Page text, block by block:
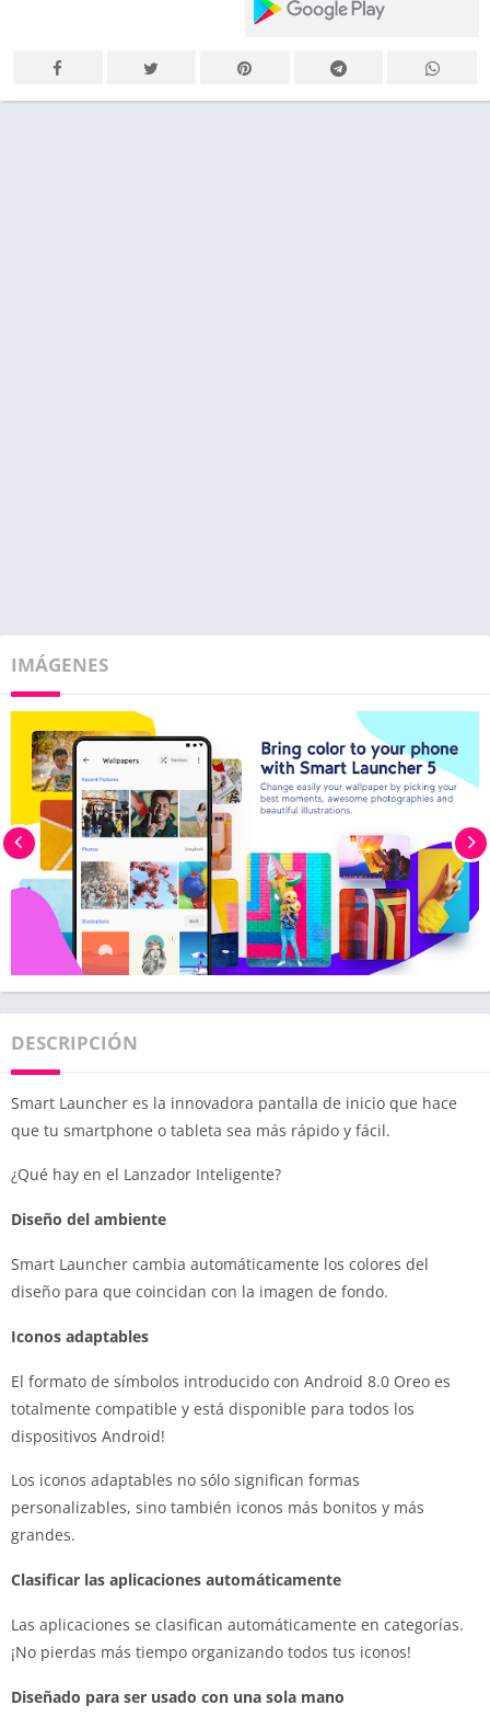
IMÁGENES
DESCRIPCIÓN
Smart Launcher es la innovadora pantalla de inicio que hace
que tu smartphone o tableta sea más rápido y fácil.
¿Qué hay en el Lanzador Inteligente?
Diseño del ambiente
Smart Launcher cambia automáticamente los colores del
diseño para que coincidan con la imagen de fondo.
Iconos adaptables
El formato de símbolos introducido con Android 8.0 Oreo es
totalmente compatible y está disponible para todos los
dispositivos Android!
Los iconos adaptables no sólo significan formas
personalizables, sino también iconos más bonitos y más
grandes.
Clasificar las aplicaciones automáticamente
Las aplicaciones se clasifican automáticamente en categorías.
¡No pierdas más tiempo organizando todos tus iconos!
Diseñado para ser usado con una sola mano